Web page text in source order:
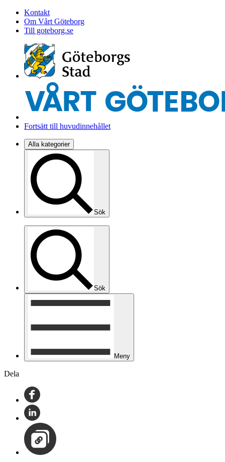
Kontakt
Om Vårt Göteborg
Till goteborg.se
Fortsätt till huvudinnehållet
Alla kategorier
Sök
Sök
Meny
Dela